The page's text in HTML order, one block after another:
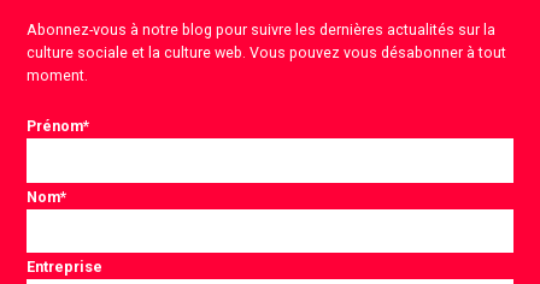
Abonnez-vous à notre blog pour suivre les dernières actualités sur la
culture sociale et la culture web. Vous pouvez vous désabonner à tout
moment.
Prénom*
Nom*
Entreprise